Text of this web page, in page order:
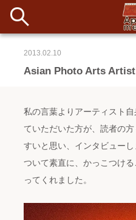
#旅
#日記 #暮らし #生
長期滞
入居
Asian Photo Arts
2013.02.10
私の言葉よりアーティスト
ていただいた方が、読者の
すいと思い、インタビュー
ついて素直に、かっこつけ
ってくれました。